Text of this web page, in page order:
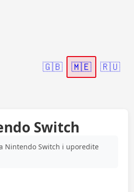
🇬🇧 🇲🇪 🇷🇺
Switch
Nintendo Switch i uporedite